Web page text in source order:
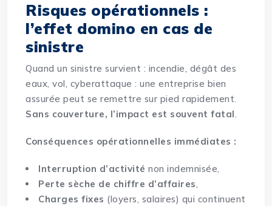
Risques opérationnels :
l’effet domino en cas de
sinistre
Quand un sinistre survient : incendie, dégât des
eaux, vol, cyberattaque : une entreprise bien
assurée peut se remettre sur pied rapidement.
Sans couverture, l’impact est souvent fatal.
Conséquences opérationnelles immédiates :
Interruption d’activité non indemnisée,
Perte sèche de chiffre d’affaires,
Charges fixes (loyers, salaires) qui continuent